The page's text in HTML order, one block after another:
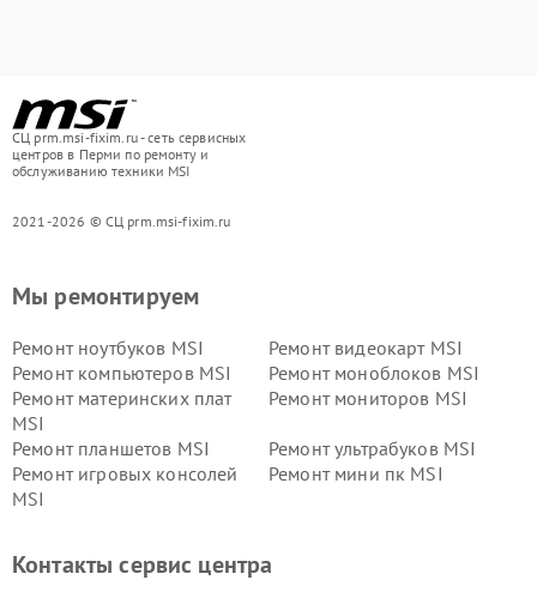
СЦ prm.msi-fixim.ru - сеть сервисных
центров в Перми по ремонту и
обслуживанию техники MSI
2021-2026 © СЦ prm.msi-fixim.ru
Мы ремонтируем
Ремонт ноутбуков MSI
Ремонт видеокарт MSI
Ремонт компьютеров MSI
Ремонт моноблоков MSI
Ремонт материнских плат
MSI
Ремонт мониторов MSI
Ремонт планшетов MSI
Ремонт ультрабуков MSI
Ремонт игровых консолей
MSI
Ремонт мини пк MSI
Контакты сервис центра